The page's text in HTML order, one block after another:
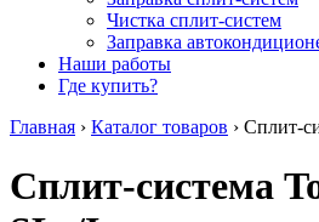
Чистка сплит-систем
Заправка
Наши работы
Где купить?
Главная › Каталог товаров › Сплит-
Сплит-система